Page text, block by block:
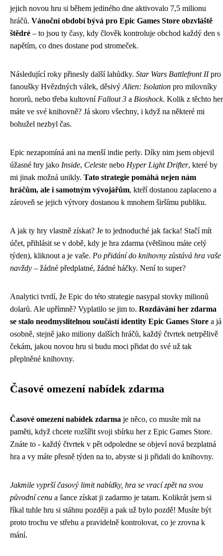
jejich novou hru si během jediného dne aktivovalo 7,5 milionu
hráčů. Vánoční období bývá pro Epic Games Store obzvláště
štědré – to jsou ty časy, kdy člověk kontroluje obchod každý den s
napětím, co dnes dostane pod stromeček.
Následující roky přinesly další lahůdky. Star Wars Battlefront IIpro
fanoušky Hvězdných válek, děsivý Alien: Isolation pro milovníky
hororů, nebo třeba kultovní Fallout 3 a Bioshock. Kolik z těchto her
máte ve své knihovně? Já skoro všechny, i když na některé mi
bohužel nezbyl čas.
Epic nezapomíná ani na menší indie perly. Díky nim jsem objevil
úžasné hry jako Inside, Celeste nebo Hyper Light Drifter, které by
mi jinak možná unikly. Tato strategie pomáhá nejen nám
hráčům, ale i samotným vývojářům, kteří dostanou zaplaceno a
zároveň se jejich výtvory dostanou k mnohem širšímu publiku.
A jak ty hry vlastně získat? Je to jednoduché jak facka! Stačí mít
účet, přihlásit se v době, kdy je hra zdarma (většinou máte celý
týden), kliknout a je vaše. Po přidání do knihovny zůstává hra vaše
navždy – žádné předplatné, žádné háčky. Není to super?
Analytici tvrdí, že Epic do této strategie nasypal stovky milionů
dolarů. Ale upřímně? Vyplatilo se jim to. Rozdávání her zdarma
se stalo neodmyslitelnou součástí identity Epic Games Store a já
osobně, stejně jako miliony dalších hráčů, každý čtvrtek netrpělivě
čekám, jakou novou hru si budu moci přidat do své už tak
přeplněné knihovny.
Časové omezení nabídek zdarma
Časové omezení nabídek zdarma je něco, co musíte mít na
paměti, když chcete rozšířit svoji sbírku her z Epic Games Store.
Znáte to - každý čtvrtek v pět odpoledne se objeví nová bezplatná
hra a vy máte přesně týden na to, abyste si ji přidali do knihovny.
Jakmile vyprší časový limit nabídky, hra se vrací zpět na svou
původní cenu a šance získat ji zadarmo je tatam. Kolikrát jsem si
říkal tuhle hru si stáhnu později a pak už bylo pozdě! Musíte být
proto trochu ve střehu a pravidelně kontrolovat, co je zrovna k
mání.